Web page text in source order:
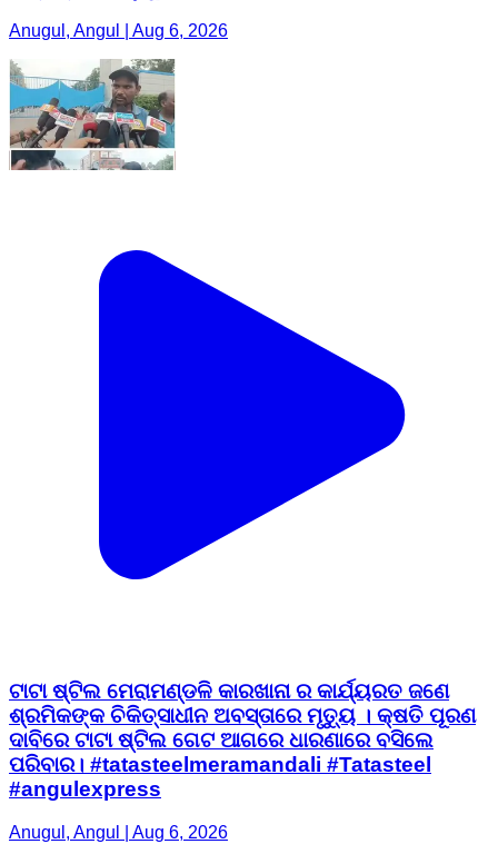
Anugul, Angul | Aug 6, 2026
ଟାଟା ଷ୍ଟିଲ ମେରାମଣ୍ଡଳି କାରଖାନା ର କାର୍ଯ୍ୟରତ ଜଣେ
ଶ୍ରମିକଙ୍କ ଚିକିତ୍ସାଧୀନ ଅବସ୍ତାରେ ମୃତ୍ୟୁ । କ୍ଷତି ପୂରଣ
ଦାବିରେ ଟାଟା ଷ୍ଟିଲ ଗେଟ ଆଗରେ ଧାରଣାରେ ବସିଲେ
ପରିବାର। #tatasteelmeramandali #Tatasteel
#angulexpress
Anugul, Angul | Aug 6, 2026